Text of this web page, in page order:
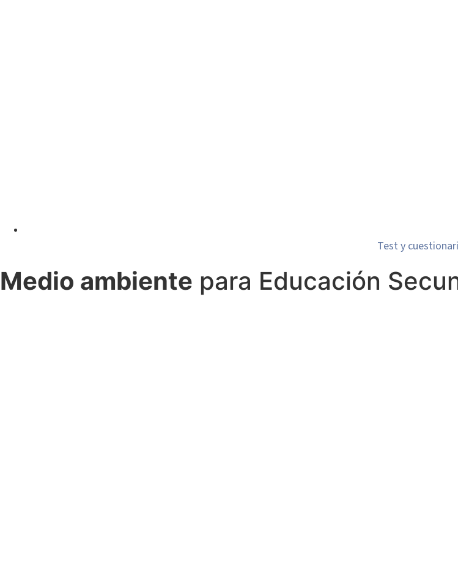
Test y
Medio ambiente para Educación